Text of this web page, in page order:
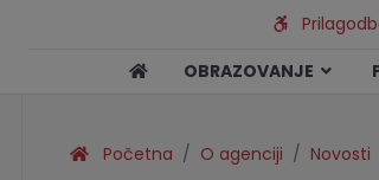
OBRAZOVANJE
Početna O agenciji Novosti